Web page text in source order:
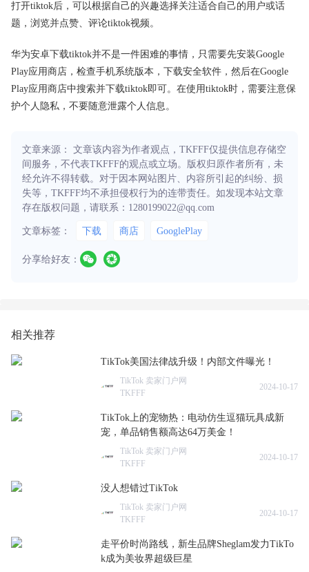
打开tiktok后，可以根据自己的兴趣选择关注适合自己的用户或话
题，浏览并点赞、评论tiktok视频。
华为安卓下载tiktok并不是一件困难的事情，只需要先安装Google
Play应用商店，检查手机系统版本，下载安全软件，然后在Google
Play应用商店中搜索并下载tiktok即可。在使用tiktok时，需要注意保
护个人隐私，不要随意泄露个人信息。
文章来源： 文章该内容为作者观点，TKFFF仅提供信息存储空
间服务，不代表TKFFF的观点或立场。版权归原作者所有，未
经允许不得转载。对于因本网站图片、内容所引起的纠纷、损
失等，TKFFF均不承担侵权行为的连带责任。如发现本站文章
存在版权问题，请联系：1280199022@qq.com
文章标签： 下载 商店 GooglePlay
分享给好友：
相关推荐
TikTok美国法律战升级！内部文件曝光！
TikTok 卖家门户网
TKFFF
2024-10-17
TikTok上的宠物热：电动仿生逗猫玩具成新
宠，单品销售额高达64万美金！
TikTok 卖家门户网
TKFFF
2024-10-17
没人想错过TikTok
TikTok 卖家门户网
TKFFF
2024-10-17
走平价时尚路线，新生品牌Sheglam发力TikTo
k成为美妆界超级巨星